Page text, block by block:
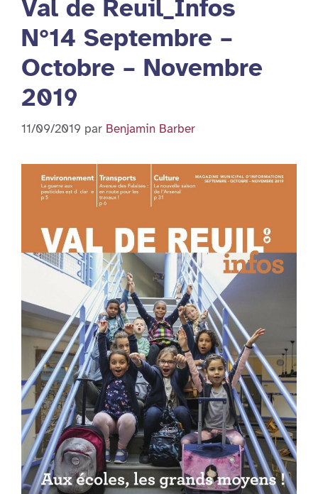
Val de Reuil_Infos
N°14 Septembre –
Octobre – Novembre
2019
11/09/2019 par Benjamin Barber